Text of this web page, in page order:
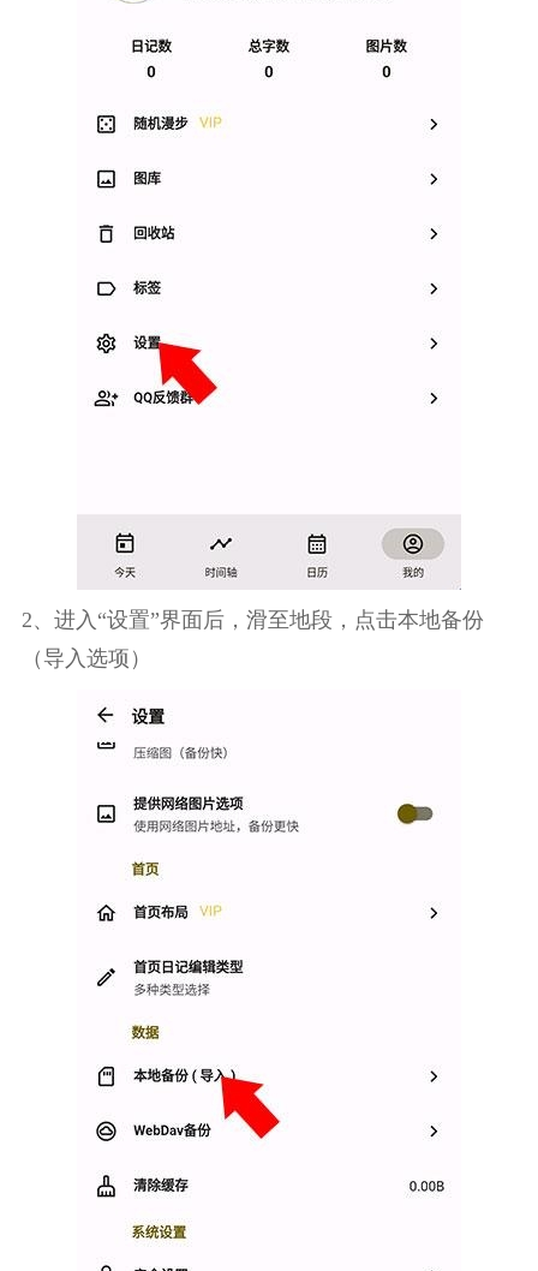
2、进入“设置”界面后，滑至地段，点击本地备份
（导入选项）